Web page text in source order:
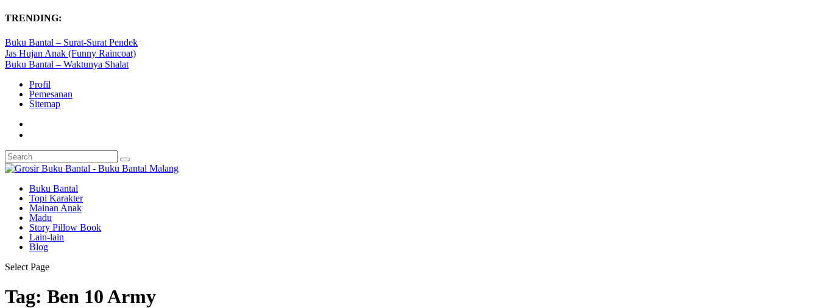
TRENDING:
Buku Bantal – Surat-Surat Pendek
Jas Hujan Anak (Funny Raincoat)
Buku Bantal – Waktunya Shalat
Profil
Pemesanan
Sitemap
Buku Bantal
Topi Karakter
Mainan Anak
Madu
Story Pillow Book
Lain-lain
Blog
Select Page
Tag: Ben 10 Army